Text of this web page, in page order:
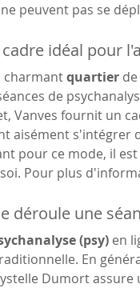
peuvent pas se
cadre idéal pour
charmant quartier
de
Vanves fournit un
aisément s'intégrer
pour ce mode, il
Pour plus
déroule une
(psy) en
En
Dumort